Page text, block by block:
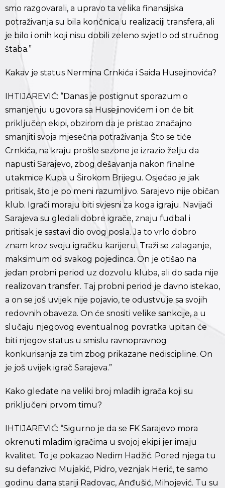
smo razgovarali, a upravo ta velika finansijska
potraživanja su bila končnica u realizaciji transfera, ali
je bilo i onih koji nisu dobili zeleno svjetlo od stručnog
štaba.”
Kakav je status Nermina Crnkića i Saida Husejinovića?
IHTIJAREVIĆ: “Danas je postignut sporazum o
smanjenju ugovora sa Husejinovićem i on će bit
priključen ekipi, obzirom da je pristao značajno
smanjiti svoja mjesečna potraživanja. Što se tiće
Crnkića, na kraju prošle sezone je izrazio želju da
napusti Sarajevo, zbog dešavanja nakon finalne
utakmice Kupa u Širokom Brijegu. Osjećao je jak
pritisak, što je po meni razumljivo. Sarajevo nije običan
klub. Igrači moraju biti svjesni za koga igraju. Navijači
Sarajeva su gledali dobre igrače, znaju fudbal i
pritisak je sastavi dio ovog posla. Ja to vrlo dobro
znam kroz svoju igračku karijeru. Traži se zalaganje,
maksimum od svakog pojedinca. On je otišao na
jedan probni period uz dozvolu kluba, ali do sada nije
realizovan transfer. Taj probni period je davno istekao,
a on se još uvijek nije pojavio, te odustvuje sa svojih
redovnih obaveza. On će snositi velike sankcije, a u
slučaju njegovog eventualnog povratka upitan će
biti njegov status u smislu ravnopravnog
konkurisanja za tim zbog prikazane nediscipline. On
je još uvijek igrač Sarajeva.”
Kako gledate na veliki broj mladih igrača koji su
priključeni prvom timu?
IHTIJAREVIĆ: “Sigurno je da se FK Sarajevo mora
okrenuti mladim igračima u svojoj ekipi jer imaju
kvalitet. To je pokazao Nedim Hadžić. Pored njega tu
su defanzivci Mujakić, Pidro, veznjak Herić, te samo
godinu dana stariji Radovac, Anđušić, Mihojević. Tu su